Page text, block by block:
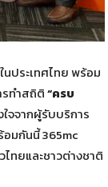
ประเทศไทย พร้อม
ทำสถิติ“ครบ
จจากผู้รับบริการ
อมกันนี้ 365mc
ทยและชาวต่างชาติ